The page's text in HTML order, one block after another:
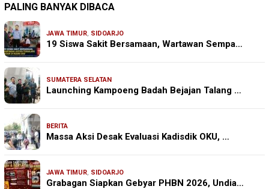
PALING BANYAK DIBACA
JAWA TIMUR, SIDOARJO
19 Siswa Sakit Bersamaan, Wartawan Sempa…
SUMATERA SELATAN
Launching Kampoeng Badah Bejajan Talang …
BERITA
Massa Aksi Desak Evaluasi Kadisdik OKU, …
JAWA TIMUR, SIDOARJO
Grabagan Siapkan Gebyar PHBN 2026, Undia…